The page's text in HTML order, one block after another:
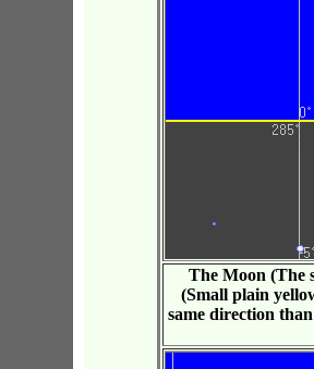
The Moon (The
(Small plain
same direction